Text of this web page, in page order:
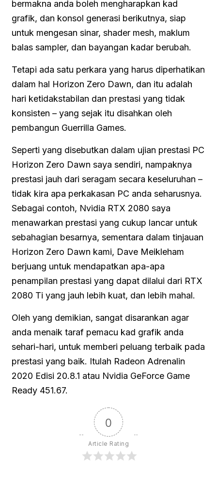
bermakna anda boleh mengharapkan kad
grafik, dan konsol generasi berikutnya, siap
untuk mengesan sinar, shader mesh, maklum
balas sampler, dan bayangan kadar berubah.
Tetapi ada satu perkara yang harus diperhatikan
dalam hal Horizon Zero Dawn, dan itu adalah
hari ketidakstabilan dan prestasi yang tidak
konsisten – yang sejak itu disahkan oleh
pembangun Guerrilla Games.
Seperti yang disebutkan dalam ujian prestasi PC
Horizon Zero Dawn saya sendiri, nampaknya
prestasi jauh dari seragam secara keseluruhan –
tidak kira apa perkakasan PC anda seharusnya.
Sebagai contoh, Nvidia RTX 2080 saya
menawarkan prestasi yang cukup lancar untuk
sebahagian besarnya, sementara dalam tinjauan
Horizon Zero Dawn kami, Dave Meikleham
berjuang untuk mendapatkan apa-apa
penampilan prestasi yang dapat dilalui dari RTX
2080 Ti yang jauh lebih kuat, dan lebih mahal.
Oleh yang demikian, sangat disarankan agar
anda menaik taraf pemacu kad grafik anda
sehari-hari, untuk memberi peluang terbaik pada
prestasi yang baik. Itulah Radeon Adrenalin
2020 Edisi 20.8.1 atau Nvidia GeForce Game
Ready 451.67.
0
Article Rating